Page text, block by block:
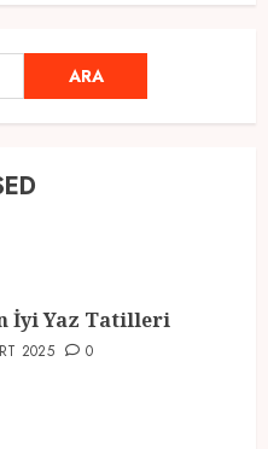
Ayı 2025: Manevi
ve Özel Hazırlıklar
2025
ARA
İyi Yaz Tatilleri
2025 0